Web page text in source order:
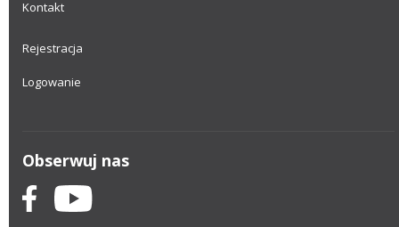
Kontakt
Rejestracja
Logowanie
Obserwuj nas